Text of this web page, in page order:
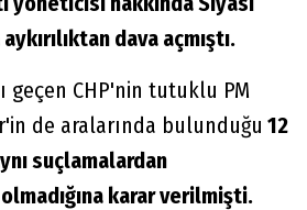
dava açmıştı.
geçen CHP'nin tutuklu PM
de aralarında bulunduğu 12
suçlamalardan
karar verilmişti.